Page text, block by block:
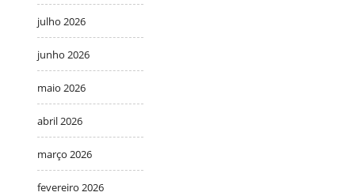
julho 2026
junho 2026
maio 2026
abril 2026
março 2026
fevereiro 2026